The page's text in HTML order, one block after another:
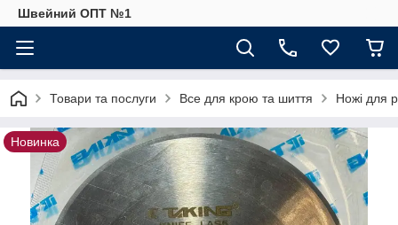
Швейний ОПТ №1
Товари та послуги Все для крою та шиття Ножі для
Новинка